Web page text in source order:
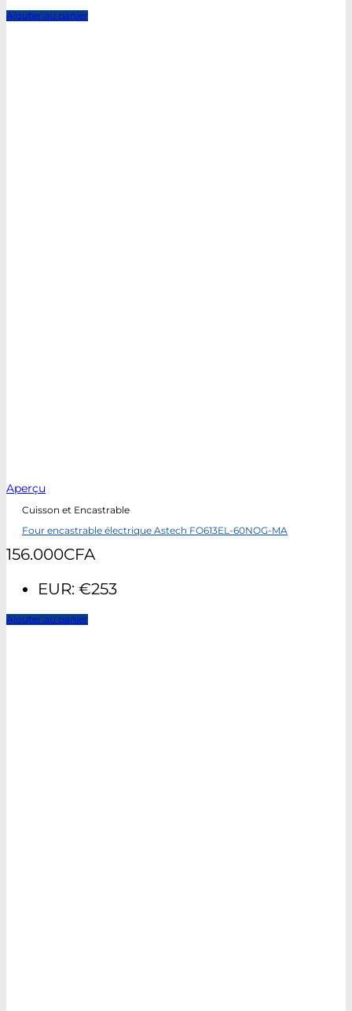
Ajouter au panier
Aperçu
Cuisson et Encastrable
Four encastrable électrique Astech FO613EL-60NOG-MA
156.000CFA
EUR: €253
Ajouter au panier